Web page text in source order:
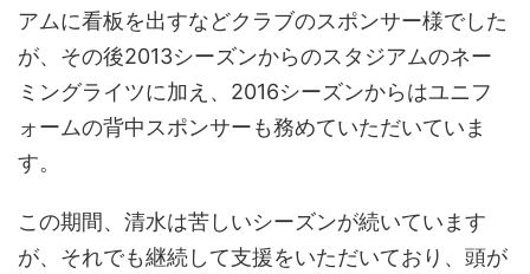
アムに看板を出すなどクラブのスポンサー様でした
が、その後2013シーズンからのスタジアムのネー
ミングライツに加え、2016シーズンからはユニフ
ォームの背中スポンサーも務めていただいていま
す。
この期間、清水は苦しいシーズンが続いています
が、それでも継続して支援をいただいており、頭が